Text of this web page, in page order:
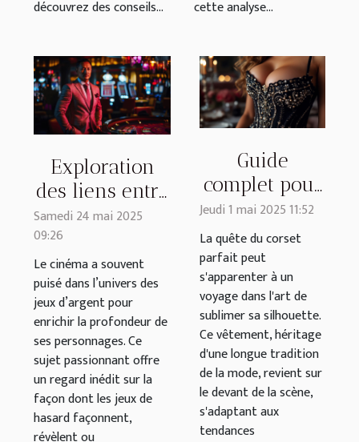
découvrez des conseils...
cette analyse...
Exploration
des liens entre
jeux d'argent
développement
de
personnages
au cinéma
Samedi 24 mai 2025
09:26
Le cinéma a souvent
puisé dans l’univers des
jeux d’argent pour
enrichir la profondeur de
ses personnages. Ce
sujet passionnant offre
un regard inédit sur la
façon dont les jeux de
hasard façonnent,
révèlent ou
Guide
complet pour
choisir un
corset qui
met en
valeur
Jeudi 1 mai 2025 11:52
La quête du corset
parfait peut
s'apparenter à un
voyage dans l'art de
sublimer sa silhouette.
Ce vêtement, héritage
d'une longue tradition
de la mode, revient sur
le devant de la scène,
s'adaptant aux
tendances